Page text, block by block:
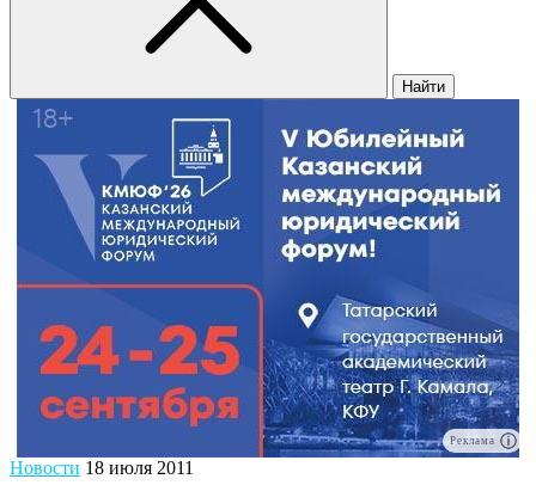
Найти
Реклама
Новости 18 июля 2011